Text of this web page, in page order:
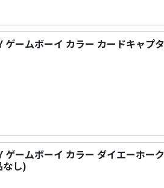
ゲームボーイ カラー カードキャ
ゲームボーイ カラー ダイエーホー
なし)